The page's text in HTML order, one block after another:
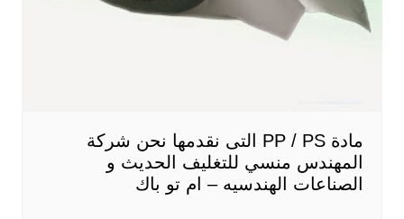
مادة PP / PS التى نقدمها نحن شركة
المهندس منسي للتغليف الحديث و
الصناعات الهندسيه – ام تو باك